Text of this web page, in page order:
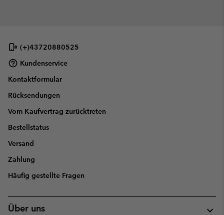
(+)43720880525
Kundenservice
Kontaktformular
Rücksendungen
Vom Kaufvertrag zurücktreten
Bestellstatus
Versand
Zahlung
Häufig gestellte Fragen
Über uns